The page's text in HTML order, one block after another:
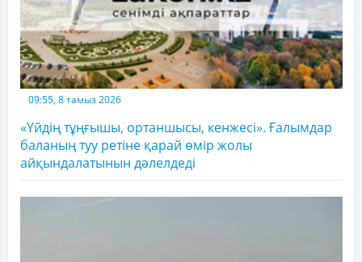
09:55, 8 тамыз 2026
«Үйдің тұңғышы, ортаншысы, кенжесі». Ғалымдар
баланың туу ретіне қарай өмір жолы
айқындалатынын дәлелдеді